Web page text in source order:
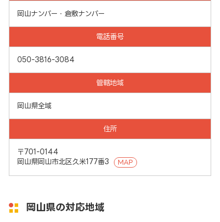
岡山ナンバー・倉敷ナンバー
電話番号
050-3816-3084
管轄地域
岡山県全域
住所
〒701-0144
岡山県岡山市北区久米177番3
MAP
岡山県の対応地域